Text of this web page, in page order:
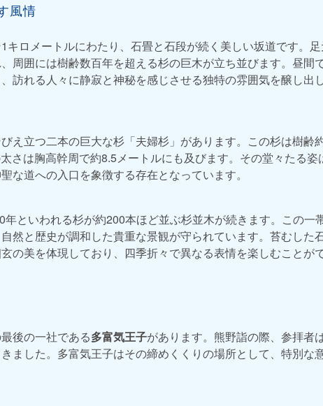
風情
ロメートルにわたり、石畳と石段が続く美しい坂道です。
周囲には樹齢数百年を超える杉の巨木が立ち並びます。昼間
訪れる人々に静寂と神秘を感じさせる独特の雰囲気を醸し出
え立つ二本の巨大な杉「夫婦杉」があります。この杉は樹齢
さは胸高幹周で約8.5メートルにも及びます。その堂々たる姿
な道への入口を象徴する存在となっています。
といわれる杉が約200本ほど並ぶ杉並木が続きます。この一
然と歴史が調和した貴重な景観が守られています。苔むした
の美を体現しており、四季折々で異なる表情を楽しむことが
後の一社である多富気王子があります。熊野詣の際、参拝者
ました。多富気王子はその締めくくりの場所として、特別な